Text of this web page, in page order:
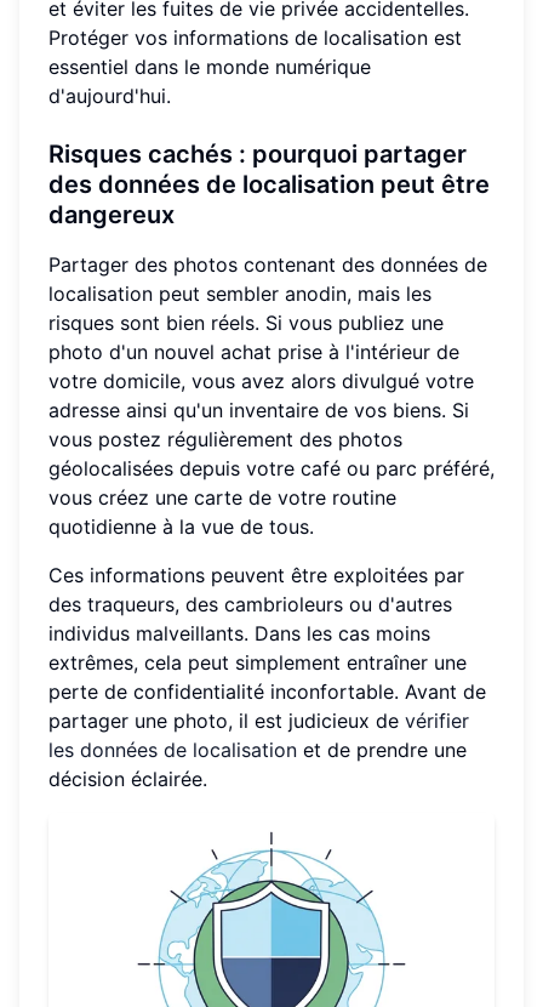
et éviter les fuites de vie privée accidentelles.
Protéger vos informations de localisation est
essentiel dans le monde numérique
d'aujourd'hui.
Risques cachés : pourquoi partager
des données de localisation peut être
dangereux
Partager des photos contenant des données de
localisation peut sembler anodin, mais les
risques sont bien réels. Si vous publiez une
photo d'un nouvel achat prise à l'intérieur de
votre domicile, vous avez alors divulgué votre
adresse ainsi qu'un inventaire de vos biens. Si
vous postez régulièrement des photos
géolocalisées depuis votre café ou parc préféré,
vous créez une carte de votre routine
quotidienne à la vue de tous.
Ces informations peuvent être exploitées par
des traqueurs, des cambrioleurs ou d'autres
individus malveillants. Dans les cas moins
extrêmes, cela peut simplement entraîner une
perte de confidentialité inconfortable. Avant de
partager une photo, il est judicieux de vérifier
les données de localisation et de prendre une
décision éclairée.